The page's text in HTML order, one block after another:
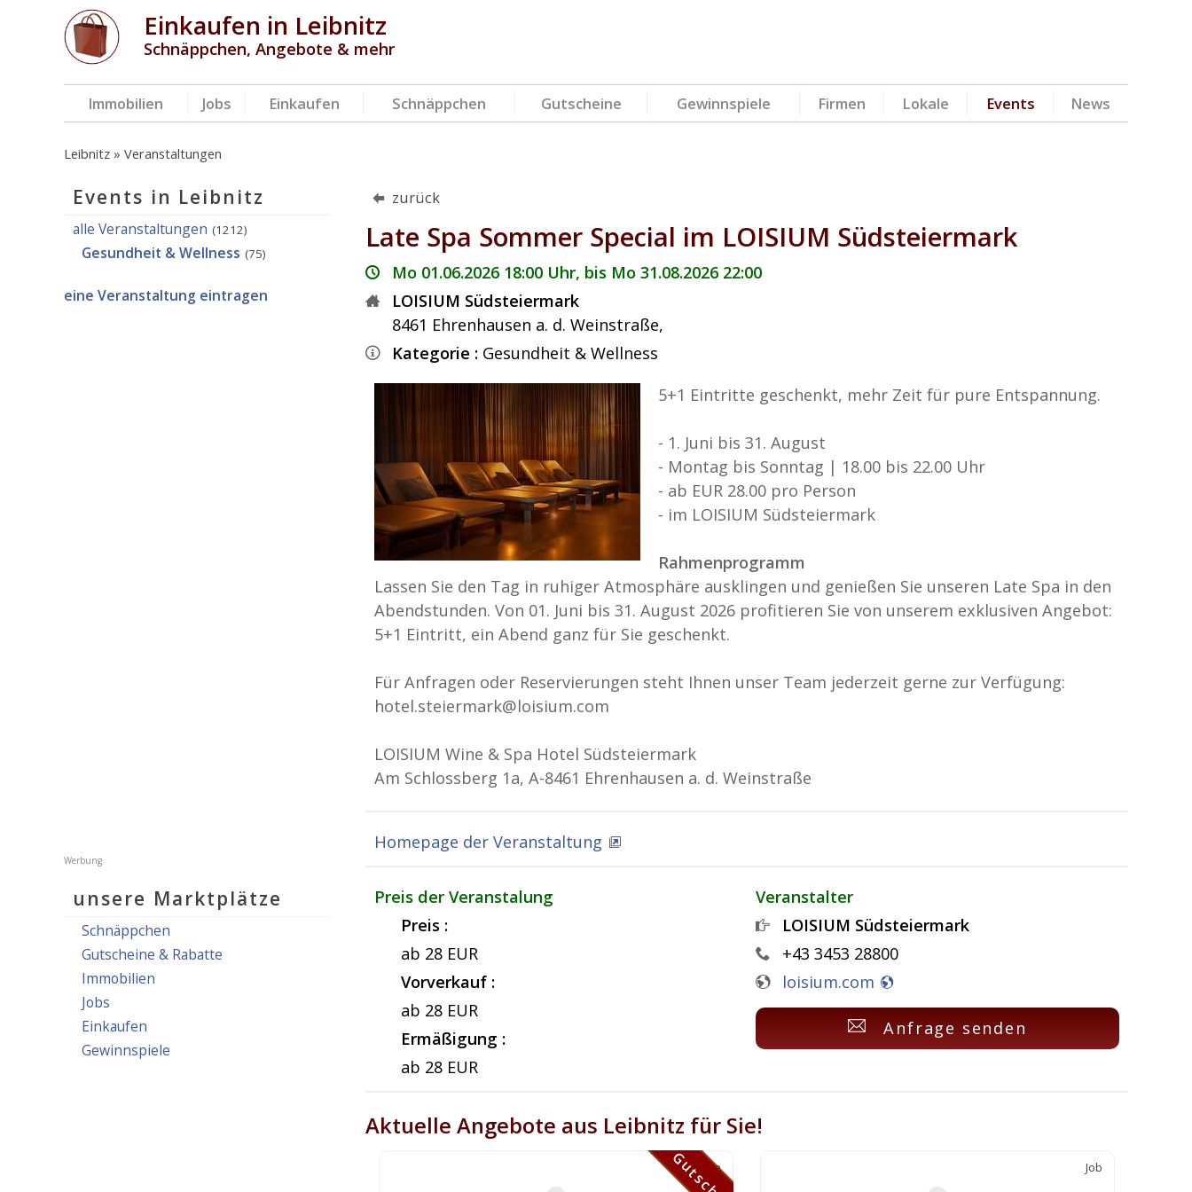
Einkaufen in Leibnitz
Schnäppchen, Angebote & mehr
Immobilien Jobs Einkaufen Schnäppchen Gutscheine Gewinnspiele Firmen Lokale Events News
Leibnitz Veranstaltungen
zurück
Late Spa Sommer Special im LOISIUM Südsteiermark
Mo 01.06.2026 18:00 Uhr, bis Mo 31.08.2026 22:00
LOISIUM Südsteiermark
8461 Ehrenhausen a. d. Weinstraße,
Kategorie : Gesundheit & Wellness
5+1 Eintritte geschenkt, mehr Zeit für pure Entspannung.
- 1. Juni bis 31. August
- Montag bis Sonntag | 18.00 bis 22.00 Uhr
- ab EUR 28.00 pro Person
- im LOISIUM Südsteiermark
Rahmenprogramm
Lassen Sie den Tag in ruhiger Atmosphäre ausklingen und genießen Sie unseren Late Spa in den
Abendstunden. Von 01. Juni bis 31. August 2026 profitieren Sie von unserem exklusiven Angebot:
5+1 Eintritt, ein Abend ganz für Sie geschenkt.
Für Anfragen oder Reservierungen steht Ihnen unser Team jederzeit gerne zur Verfügung:
hotel.steiermark@loisium.com
LOISIUM Wine & Spa Hotel Südsteiermark
Am Schlossberg 1a, A-8461 Ehrenhausen a. d. Weinstraße
Homepage der Veranstaltung
Preis der Veranstalung
Preis :
ab 28 EUR
Vorverkauf :
ab 28 EUR
Ermäßigung :
ab 28 EUR
Veranstalter
LOISIUM Südsteiermark
+43 3453 28800
loisium.com
Anfrage senden
Aktuelle Angebote aus Leibnitz für Sie!
Gutschein Job
Events in Leibnitz
alle Veranstaltungen (1212)
Gesundheit & Wellness (75)
eine Veranstaltung eintragen
unsere Marktplätze
Schnäppchen
Gutscheine & Rabatte
Immobilien
Jobs
Einkaufen
Gewinnspiele